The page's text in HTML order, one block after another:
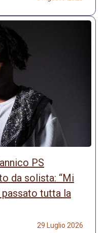
PS
da solista: “Mi
tutta la
29 Luglio 2026